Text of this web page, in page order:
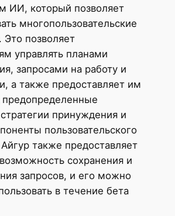
ИИ, который позволяет
многопользовательские
позволяет
управлять планами
запросами на работу и
а также предоставляет им
предопределенные
принуждения и
пользовательского
также предоставляет
сохранения и
запросов, и его можно
в течение бета